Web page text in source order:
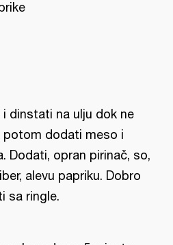
dinstati na ulju dok ne
dodati meso i
Dodati, opran pirinač, so,
alevu papriku. Dobro
sa ringle.